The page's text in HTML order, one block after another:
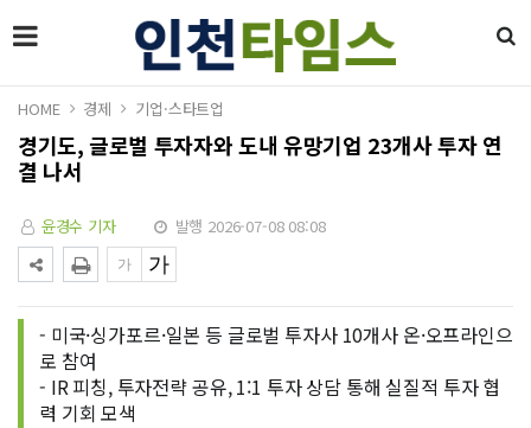
HOME 경제 기업·스타트업
경기도, 글로벌 투자자와 도내 유망기업 23개사 투자 연
결 나서
윤경수 기자 발행 2026-07-08 08:08
- 미국·싱가포르·일본 등 글로벌 투자사 10개사 온·오프라인으
로 참여
- IR 피칭, 투자전략 공유, 1:1 투자 상담 통해 실질적 투자 협
력 기회 모색